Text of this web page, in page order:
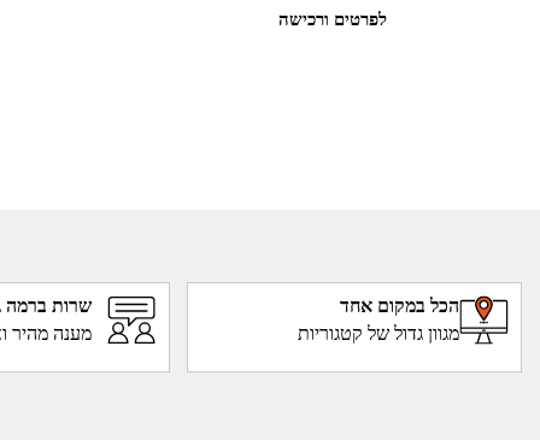
לפרטים ורכישה
הכל במקום אחד
מגוון גדול של קטגוריות
שרות ברמה
מענה מהיר